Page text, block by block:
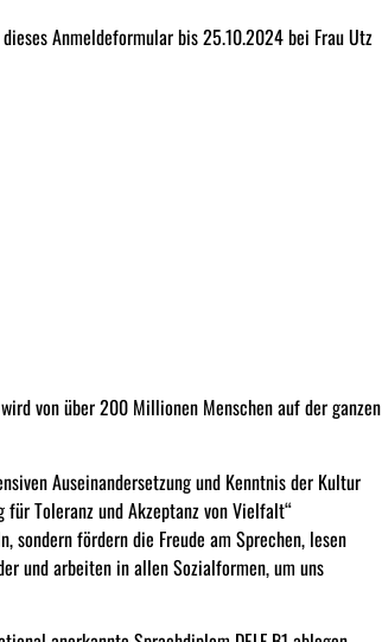
Anmeldeformular bis 25.10.2024 bei Frau Utz
von über 200 Millionen Menschen auf der ganzen
Auseinandersetzung und Kenntnis der Kultur
Toleranz und Akzeptanz von Vielfalt“
sondern fördern die Freude am Sprechen, lesen
und arbeiten in allen Sozialformen, um uns